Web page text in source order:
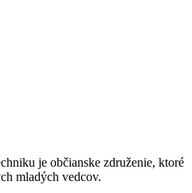
je občianske združenie, ktoré
mladých vedcov.